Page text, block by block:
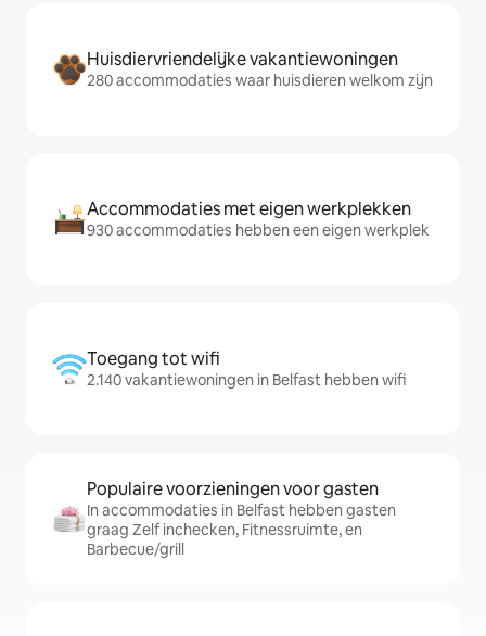
Huisdiervriendelijke vakantiewoningen
280 accommodaties waar huisdieren welkom zijn
Accommodaties met eigen werkplekken
930 accommodaties hebben een eigen werkplek
Toegang tot wifi
2.140 vakantiewoningen in Belfast hebben wifi
Populaire voorzieningen voor gasten
In accommodaties in Belfast hebben gasten
graag Zelf inchecken, Fitnessruimte, en
Barbecue/grill